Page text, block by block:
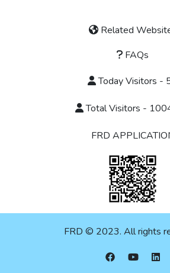
Related
FAQs
Today Visitors -
Total Visitors -
FRD
FRD © 2023. All rights